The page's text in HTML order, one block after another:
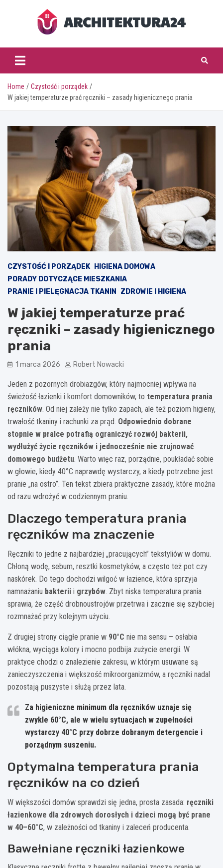
architektura24.pl
Home
Czystość i porządek
W jakiej temperaturze prać ręczniki – zasady higienicznego prania
CZYSTOŚĆ I PORZĄDEK
HIGIENA DOMOWA
PORADY DOTYCZĄCE MIESZKANIA
PRANIE I PIELĘGNACJA TKANIN
ZDROWIE I HIGIENA
W jakiej temperaturze prać
ręczniki – zasady higienicznego
prania
1 marca 2026 Robert Nowacki
Jeden z pozornych drobiazgów, który najmocniej wpływa na
świeżość łazienki i komfort domowników, to temperatura prania
ręczników. Od niej zależy nie tylko zapach, ale też poziom higieny,
trwałość tkaniny i rachunki za prąd. Odpowiednio dobrane
stopnie w pralce potrafią ograniczyć rozwój bakterii,
wydłużyć życie ręczników i jednocześnie nie zrujnować
domowego budżetu. Warto więc raz, porządnie, poukładać sobie
w głowie, kiedy 40°C naprawdę wystarczy, a kiedy potrzebne jest
pranie „na ostro”. Ten tekst zbiera praktyczne zasady, które można
od razu wdrożyć w codziennym praniu.
Dlaczego temperatura prania
ręczników ma znaczenie
Ręczniki to jedne z najbardziej „pracujących” tekstyliów w domu.
Chłoną wodę, sebum, resztki kosmetyków, a często też pot czy
naskórek. Do tego dochodzi wilgoć w łazience, która sprzyja
namnażaniu bakterii i grzybów. Zbyt niska temperatura prania
sprawia, że część drobnoustrojów przetrwa i zacznie się szybciej
rozmnażać przy kolejnym użyciu.
Z drugiej strony ciągłe pranie w 90°C nie ma sensu – osłabia
włókna, wyciąga kolory i mocno podbija zużycie energii. W
praktyce chodzi o znalezienie zakresu, w którym usuwane są
zanieczyszczenia i większość mikroorganizmów, a ręczniki nadal
pozostają puszyste i służą przez lata.
Za higieniczne minimum dla ręczników uznaje się
zwykle 60°C, ale w wielu sytuacjach w zupełności
wystarczy 40°C przy dobrze dobranym detergencie i
porządnym suszeniu.
Optymalna temperatura prania
ręczników na co dzień
W większości domów sprawdzi się jedna, prosta zasada: ręczniki
łazienkowe dla zdrowych dorosłych i dzieci mogą być prane
w 40–60°C, w zależności od tkaniny i zaleceń producenta.
Bawełniane ręczniki łazienkowe